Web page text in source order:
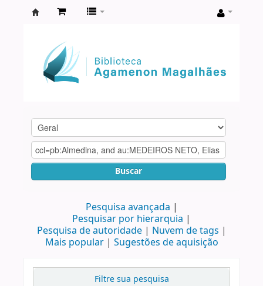
Agamenon
Magalhães
Buscar
Pesquisa avançada
Pesquisar por hierarquia
Pesquisa de autoridade
Nuvem de tags
Mais popular
Sugestões de aquisição
Filtre sua pesquisa